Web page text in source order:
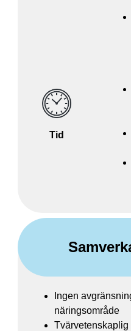
Tid
Ingen
näringsområde
Tvärvetenskaplig